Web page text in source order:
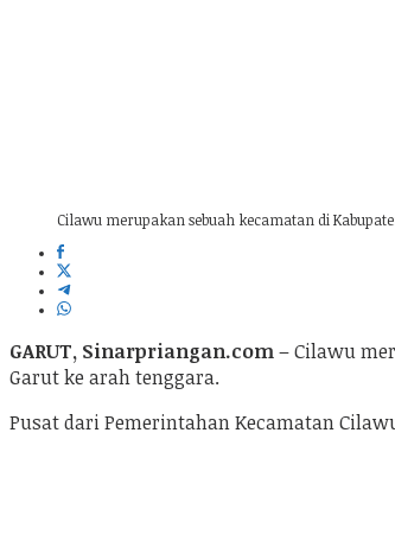
Cilawu merupakan sebuah kecamatan di
GARUT, Sinarpriangan.com– Cilawu
Garut ke arah tenggara.
Pusat dari Pemerintahan Kecamatan